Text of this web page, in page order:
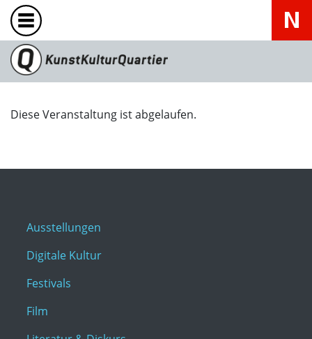
Diese Veranstaltung ist abgelaufen.
Ausstellungen
Digitale Kultur
Festivals
Film